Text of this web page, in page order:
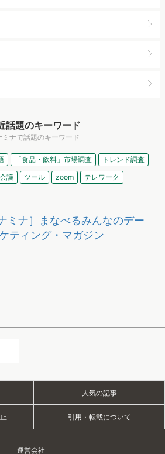
話題のキーワード
ミナで話題のキーワード
「食品・飲料」市場調査
トレンド調査
議 ツール zoom テレワーク
ミナ］まなべるみんなのデー
ティング・マガジン
人気の記事
引用・転載について
運営会社